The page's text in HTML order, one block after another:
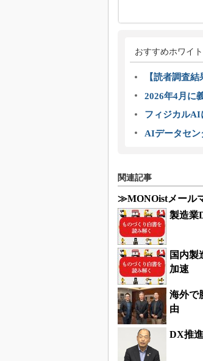
おすすめホワイ
【読者調査
2026年4月に
フィジカルAI
AIデータセン
関連記事
≫MONOistメール
製造業
国内製
加速
海外で
由
DX推